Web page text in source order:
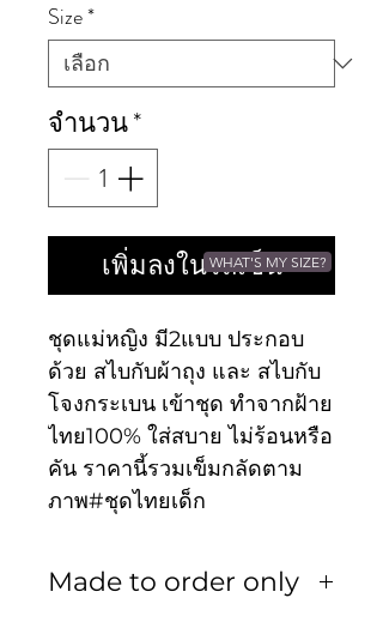
Size*
จำนวน*
เพิ่มลงในรถเข็น
ชุดแม่หญิง มี2แบบ ประกอบ
ด้วย สไบกับผ้าถุง และ สไบกับ
โจงกระเบน เข้าชุด ทำจากฝ้าย
ไทย100% ใส่สบาย ไม่ร้อนหรือ
คัน ราคานี้รวมเข็มกลัดตาม
ภาพ#ชุดไทยเด็ก
Made to order only
WHAT'S MY SIZE?